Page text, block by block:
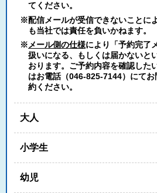
てください。
※配信メールが受信できないことに
も当社では責任を負いかねます。
※メール側の仕様により「予約完了
扱いになる、もしくは届かないと
おります。ご予約内容を確認した
はお電話（046-825-7144）にて
約ください。
大人
小学生
幼児